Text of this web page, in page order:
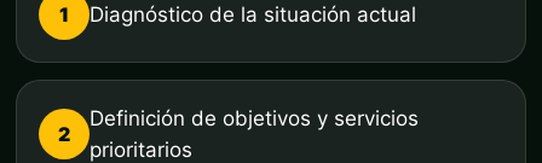
1 Diagnóstico de la situación actual
2
Definición de objetivos y servicios
prioritarios